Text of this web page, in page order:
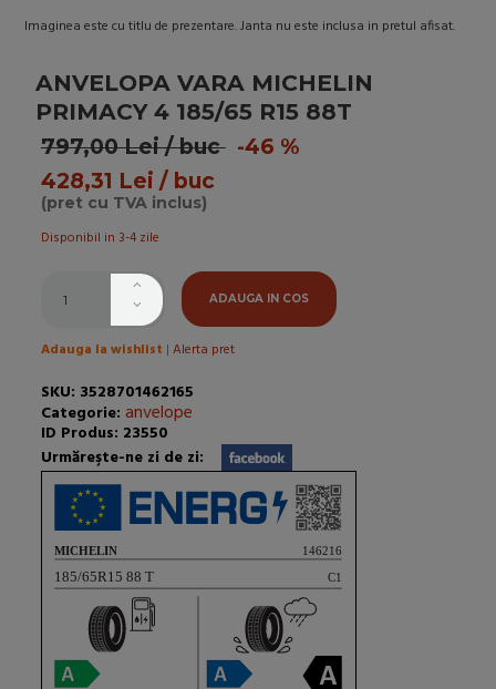
Imaginea este cu titlu de prezentare. Janta nu este inclusa in pretul afisat.
ANVELOPA VARA MICHELIN
PRIMACY 4 185/65 R15 88T
797,00 Lei / buc-46 %
428,31 Lei / buc
(pret cu TVA inclus)
Disponibil in 3-4 zile
ADAUGA IN COS
Adauga la wishlist | Alerta pret
SKU: 3528701462165
Categorie: anvelope
ID Produs: 23550
Urmăreşte-ne zi de zi: